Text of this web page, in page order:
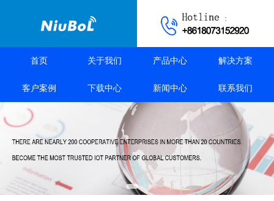
首页 关于我们 产品中心 解决方案
客户案例 下载中心 新闻中心 联系我们